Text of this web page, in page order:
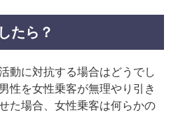
たら？
動に対抗する場合はどうでし
性を女性乗客が無理やり引き
た場合、女性乗客は何らかの